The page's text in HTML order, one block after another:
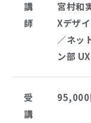
講
師
宮村和
Xデザ
／ネッ
ン部
受
講
95,000